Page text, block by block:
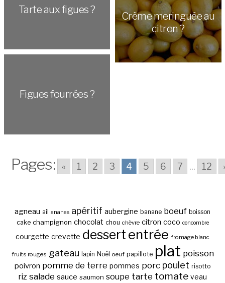
Tarte aux figues ?
Crème meringuée au
citron ?
Figues fourrées ?
Pages: « 1 2 3 4 5 6 7 ... 12
agneau ail ananas apéritif aubergine banane boeuf boisson
cake champignon chocolat chou chèvre citron coco concombre
courgette crevette dessert entrée fromage blanc
fruits rouges gateau lapin Noël oeuf papillote plat poisson
poivron pomme de terre pommes porc poulet risotto
riz salade sauce saumon soupe tarte tomate veau